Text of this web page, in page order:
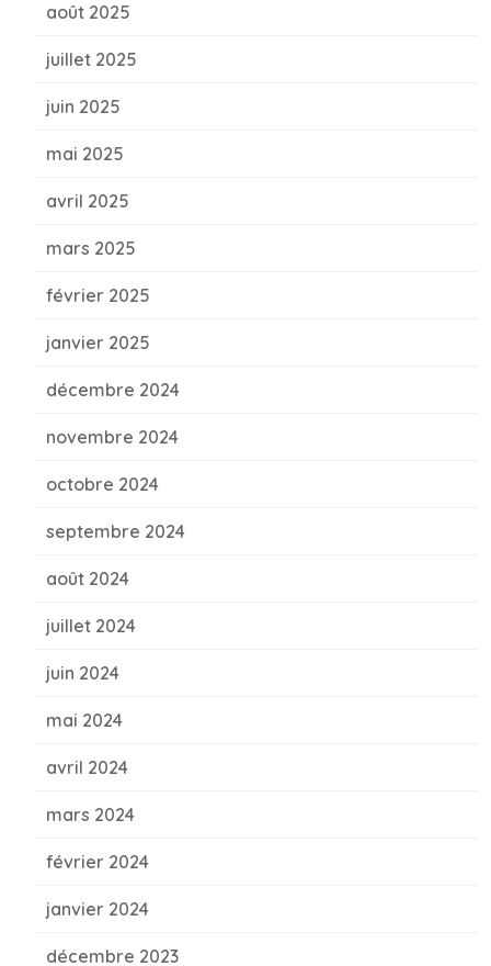
août 2025
juillet 2025
juin 2025
mai 2025
avril 2025
mars 2025
février 2025
janvier 2025
décembre 2024
novembre 2024
octobre 2024
septembre 2024
août 2024
juillet 2024
juin 2024
mai 2024
avril 2024
mars 2024
février 2024
janvier 2024
décembre 2023